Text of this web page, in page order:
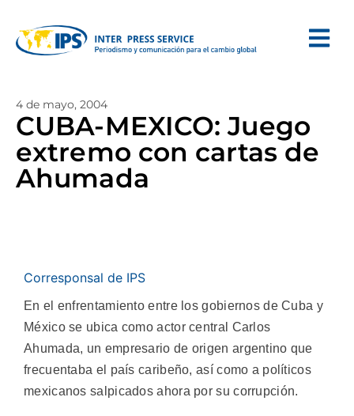
4 de mayo, 2004
CUBA-MEXICO: Juego
extremo con cartas de
Ahumada
Corresponsal de IPS
En el enfrentamiento entre los gobiernos de Cuba y
México se ubica como actor central Carlos
Ahumada, un empresario de origen argentino que
frecuentaba el país caribeño, así como a políticos
mexicanos salpicados ahora por su corrupción.